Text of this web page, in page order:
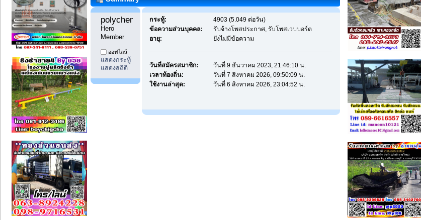
polychemicals11
Hero
Member
ออฟไลน์
แสดงกระทู้
แสดงสถิติ
กระทู้:
4903 (5.049 ต่อวัน)
ข้อความส่วนบุคคล:
รับจ้างโพสประกาศ, รับโพสเวบบอร์ด
อายุ:
ยังไม่มีข้อความ
วันที่สมัครสมาชิก:
วันที่ 9 ธันวาคม 2023, 21:46:10 น.
เวลาท้องถิ่น:
วันที่ 7 สิงหาคม 2026, 09:50:09 น.
ใช้งานล่าสุด:
วันที่ 6 สิงหาคม 2026, 23:04:52 น.